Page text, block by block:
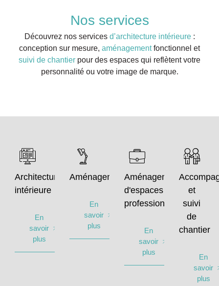
Nos services
Découvrez nos services d’architecture intérieure:
conception sur mesure, aménagementfonctionnel et
suivi de chantier pour des espaces qui reflètent votre
personnalité ou votre image de marque.
Architecture
intérieure
En
savoir
plus
Aménagement
En
savoir
plus
Aménagement
d'espaces
professionnels
En
savoir
plus
et
suivi
de
chantier
En
savoir
plus